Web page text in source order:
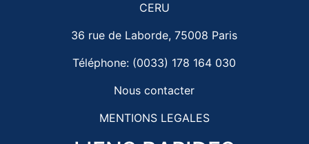
CERU
36 rue de Laborde, 75008 Paris
Téléphone: (0033) 178 164 030
Nous contacter
MENTIONS LEGALES